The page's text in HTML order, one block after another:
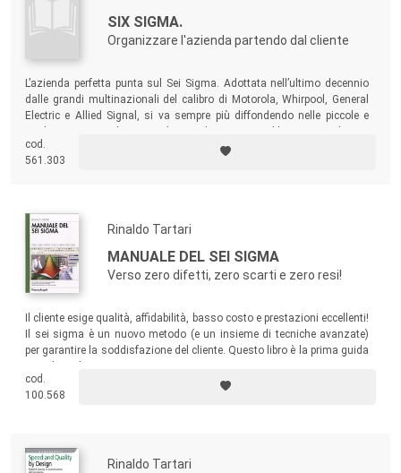
SIX SIGMA.
Organizzare l'azienda partendo dal cliente
L’azienda perfetta punta sul Sei Sigma. Adottata nell’ultimo decennio
dalle grandi multinazionali del calibro di Motorola, Whirpool, General
Electric e Allied Signal, si va sempre più diffondendo nelle piccole e
Amministratori Delegati, Direttori Generali e Direttori Commerciali di
piccole, medie e grandi imprese.
cod.
561.303
Rinaldo Tartari
MANUALE DEL SEI SIGMA
Verso zero difetti, zero scarti e zero resi!
Il cliente esige qualità, affidabilità, basso costo e prestazioni eccellenti!
Il sei sigma è un nuovo metodo (e un insieme di tecniche avanzate)
per garantire la soddisfazione del cliente. Questo libro è la prima guida
cod.
100.568
Rinaldo Tartari